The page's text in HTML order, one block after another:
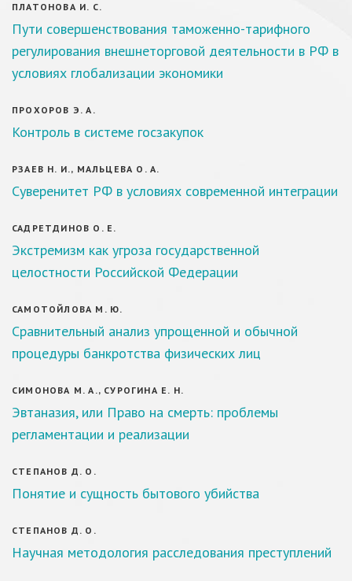
ПЛАТОНОВА И. С.
Пути совершенствования таможенно-тарифного
регулирования внешнеторговой деятельности в РФ в
условиях глобализации экономики
ПРОХОРОВ Э. А.
Контроль в системе госзакупок
РЗАЕВ Н. И., МАЛЬЦЕВА О. А.
Суверенитет РФ в условиях современной интеграции
САДРЕТДИНОВ О. Е.
Экстремизм как угроза государственной
целостности Российской Федерации
САМОТОЙЛОВА М. Ю.
Сравнительный анализ упрощенной и обычной
процедуры банкротства физических лиц
СИМОНОВА М. А., СУРОГИНА Е. Н.
Эвтаназия, или Право на смерть: проблемы
регламентации и реализации
СТЕПАНОВ Д. О.
Понятие и сущность бытового убийства
СТЕПАНОВ Д. О.
Научная методология расследования преступлений